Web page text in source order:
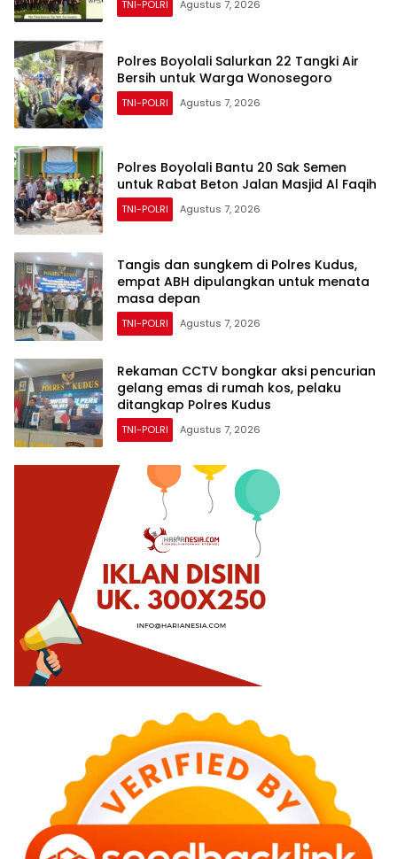
TNI-POLRI Agustus 7, 2026
Polres Boyolali Salurkan 22 Tangki Air
Bersih untuk Warga Wonosegoro
TNI-POLRI Agustus 7, 2026
Polres Boyolali Bantu 20 Sak Semen
untuk Rabat Beton Jalan Masjid Al Faqih
TNI-POLRI Agustus 7, 2026
Tangis dan sungkem di Polres Kudus,
empat ABH dipulangkan untuk menata
masa depan
TNI-POLRI Agustus 7, 2026
Rekaman CCTV bongkar aksi pencurian
gelang emas di rumah kos, pelaku
ditangkap Polres Kudus
TNI-POLRI Agustus 7, 2026